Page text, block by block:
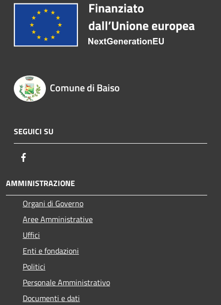
Comune di Baiso
SEGUICI SU
AMMINISTRAZIONE
Organi di Governo
Aree Amministrative
Uffici
Enti e fondazioni
Politici
Personale Amministrativo
Documenti e dati